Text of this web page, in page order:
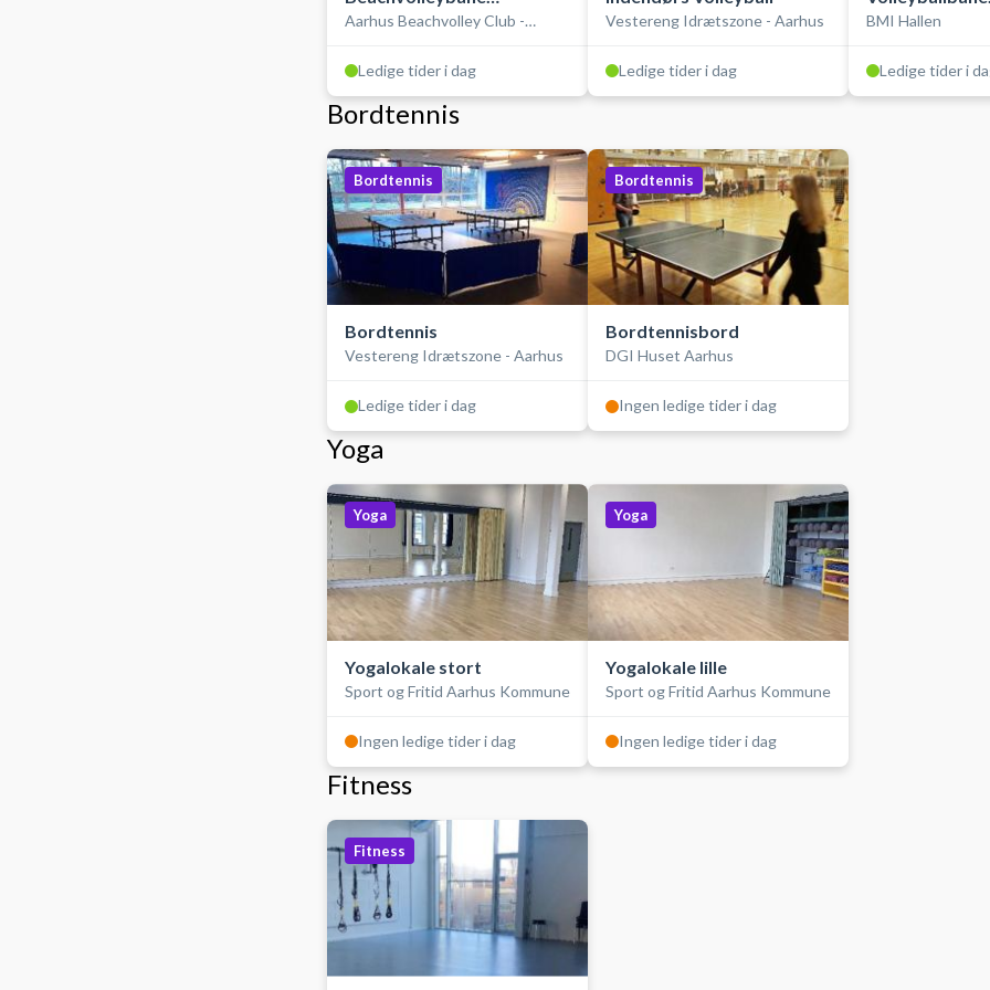
indendørs
Aarhus Beachvolley Club -
Ledige tider i dag
Vestereng Idrætszone - Aarhus
Ledige tider i dag
BMI Hallen
Ledige tider i
Bordtennis
Bordtennis
Bordtennis
Vestereng Idrætszone - Aarhus
Ledige tider i dag
Bordtennis
Bordtennisbord
DGI Huset Aarhus
Ingen ledige tider i dag
Yoga
Yoga
Yogalokale stort
Sport og Fritid Aarhus Kommune
Ingen ledige tider i dag
Yoga
Yogalokale lille
Sport og Fritid Aarhus Kommune
Ingen ledige tider i dag
Fitness
Fitness